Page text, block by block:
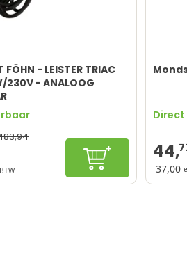
FÖHN - LEISTER TRIAC
230V - ANALOOG
94
In winkelwagen44,
37,00